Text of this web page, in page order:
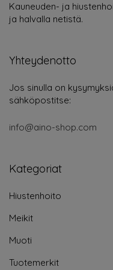
Kauneuden- ja
ja halvalla netistä.
Yhteydenotto
Jos sinulla on
sähköpostitse:
info@aino-shop.com
Kategoriat
Hiustenhoito
Meikit
Muoti
Tuotemerkit